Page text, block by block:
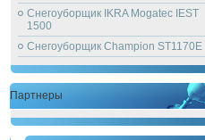
Снегоуборщик IKRA Mogatec IEST
1500
Снегоуборщик Champion ST1170E
Партнеры